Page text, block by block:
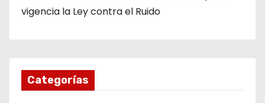
vigencia la Ley contra el Ruido
Categorías